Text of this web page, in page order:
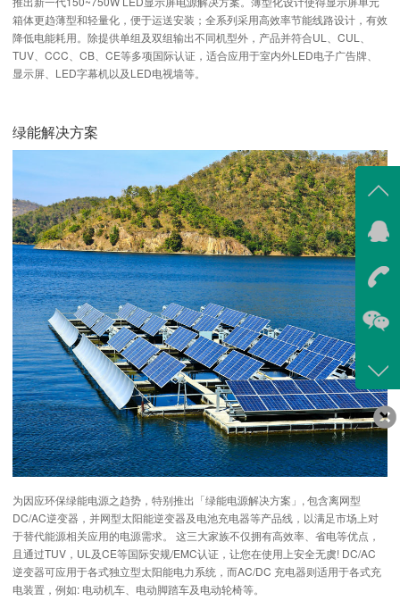
箱体更趋薄型和轻量化，便于运送安装；全系列采用高效率节能线路设计，有效
降低电能耗用。除提供单组及双组输出不同机型外，产品并符合UL、CUL、
TUV、CCC、CB、CE等多项国际认证，适合应用于室内外LED电子广告牌、
显示屏、LED字幕机以及LED电视墙等。
绿能解决方案
为因应环保绿能电源之趋势，特别推出「绿能电源解决方案」, 包含离网型
DC/AC逆变器，并网型太阳能逆变器及电池充电器等产品线，以满足市场上对
于替代能源相关应用的电源需求。 这三大家族不仅拥有高效率、省电等优点，
且通过TUV，UL及CE等国际安规/EMC认证，让您在使用上安全无虞! DC/AC
逆变器可应用于各式独立型太阳能电力系统，而AC/DC 充电器则适用于各式充
电装置，例如: 电动机车、电动脚踏车及电动轮椅等。
在线
我
客服